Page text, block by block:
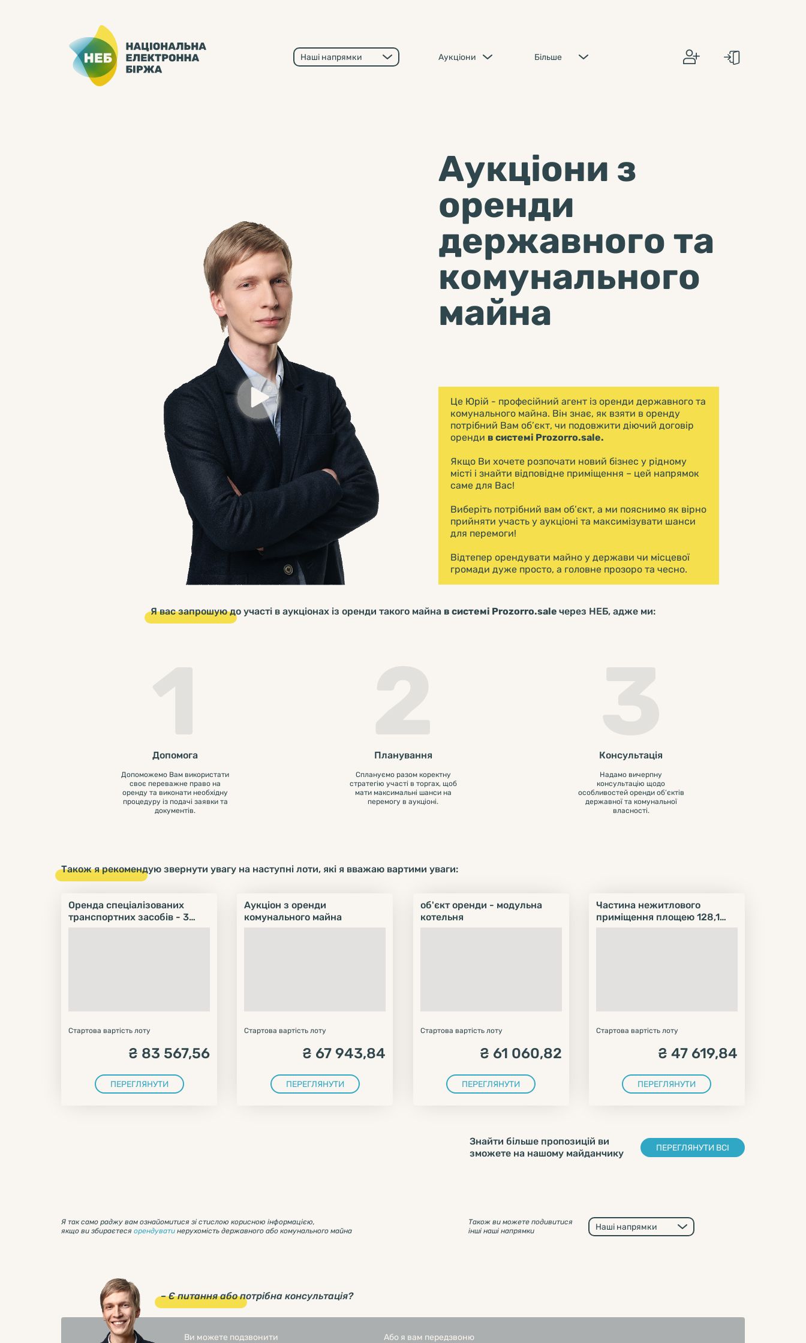
Наші напрямки Аукціони Більше
Аукціони з
оренди
державного та
комунального
майна
Це Юрій - професійний агент із оренди державного та
комунального майна. Він знає, як взяти в оренду
потрібний Вам об’єкт, чи подовжити діючий договір
оренди в системі Prozorro.sale.
Якщо Ви хочете розпочати новий бізнес у рідному
місті і знайти відповідне приміщення – цей напрямок
саме для Вас!
Виберіть потрібний вам об’єкт, а ми пояснимо як вірно
прийняти участь у аукціоні та максимізувати шанси
для перемоги!
Відтепер орендувати майно у держави чи місцевої
громади дуже просто, а головне прозоро та чесно.
Я вас запрошую до участі в аукціонах із оренди такого майна в системі Prozorro.sale через НЕБ, адже ми:
Допомога
Допоможемо Вам використати
своє переважне право на
оренду та виконати необхідну
процедуру із подачі заявки та
документів.
Планування
Сплануємо разом коректну
стратегію участі в торгах, щоб
мати максимальні шанси на
перемогу в аукціоні.
Консультація
Надамо вичерпну
консультацію щодо
особливостей оренди об’єктів
державної та комунальної
власності.
Також я рекомендую звернути увагу на наступні лоти, які я вважаю вартими уваги:
Оренда спеціалізованих
транспортних засобів - 3
Стартова вартість лоту
₴ 83 567,56
ПЕРЕГЛЯНУТИ
Аукціон з оренди
комунального майна
Стартова вартість лоту
₴ 67 943,84
ПЕРЕГЛЯНУТИ
об'єкт оренди - модульна
котельня
Стартова вартість лоту
₴ 61 060,82
ПЕРЕГЛЯНУТИ
Частина нежитлового
приміщення площею 128,1
Стартова вартість лоту
₴ 47 619,84
ПЕРЕГЛЯНУТИ
Знайти більше пропозицій ви
зможете на нашому майданчику
ПЕРЕГЛЯНУТИ ВСІ
Я так само раджу вам ознайомитися зі стислою корисною інформацією,
якщо ви збираєтеся орендувати нерухомість державного або комунального майна
Також ви можете подивитися
інші наші напрямки
Наші напрямки
– Є питання або потрібна консультація?
Ви можете подзвонити
Або я вам передзвоню